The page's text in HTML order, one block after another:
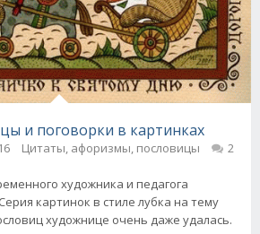
и поговорки в картинках
Цитаты, афоризмы, пословицы 2
художника и педагога
картинок в стиле лубка на тему
художнице очень даже удалась.